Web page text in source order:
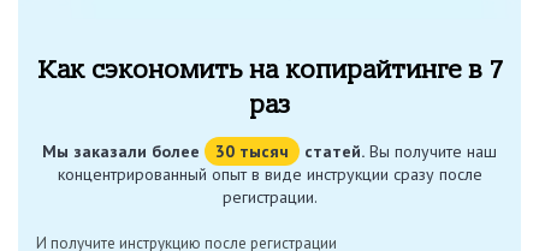
Как сэкономить на копирайтинге в 7
раз
Мы заказали более 30 тысяч статей. Вы получите наш
концентрированный опыт в виде инструкции сразу после
регистрации.
И получите инструкцию после регистрации